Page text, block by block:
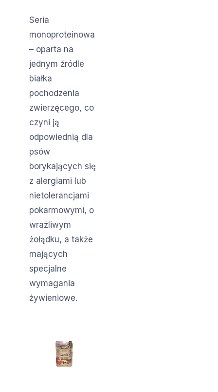
Seria
monoproteinowa
– oparta na
jednym źródle
białka
pochodzenia
zwierzęcego, co
czyni ją
odpowiednią dla
psów
borykających się
z alergiami lub
nietolerancjami
pokarmowymi, o
wrażliwym
żołądku, a także
mających
specjalne
wymagania
żywieniowe.